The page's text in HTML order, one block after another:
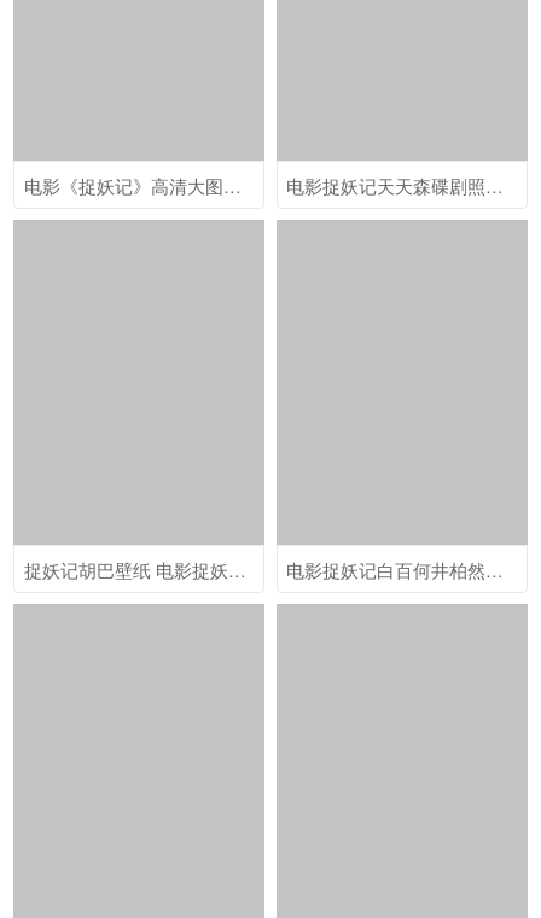
电影《捉妖记》高清大图海报胡巴电脑桌面壁纸下载 电影捉妖记天天森碟剧照图片高清电脑桌面壁纸下载
捉妖记胡巴壁纸 电影捉妖记胡巴可爱图片桌面壁纸下载 电影捉妖记白百何井柏然剧照图片高清桌面壁纸下载